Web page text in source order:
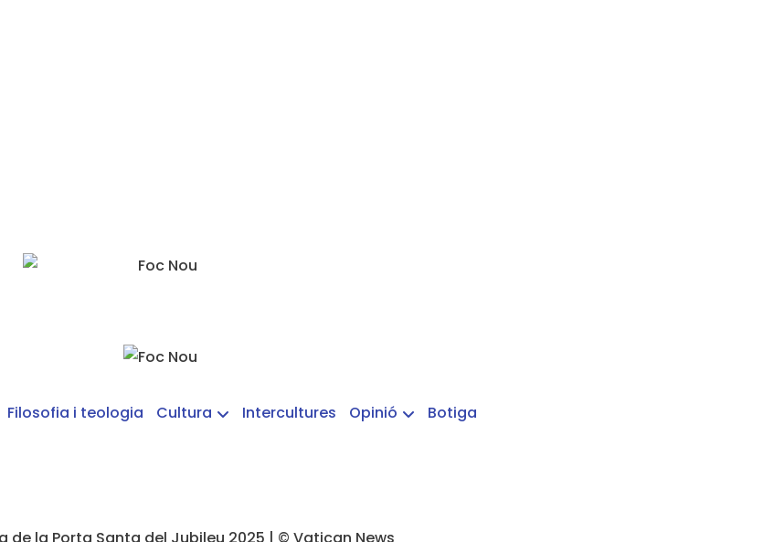
Filosofia i teologia Cultura Intercultures Opinió Botiga